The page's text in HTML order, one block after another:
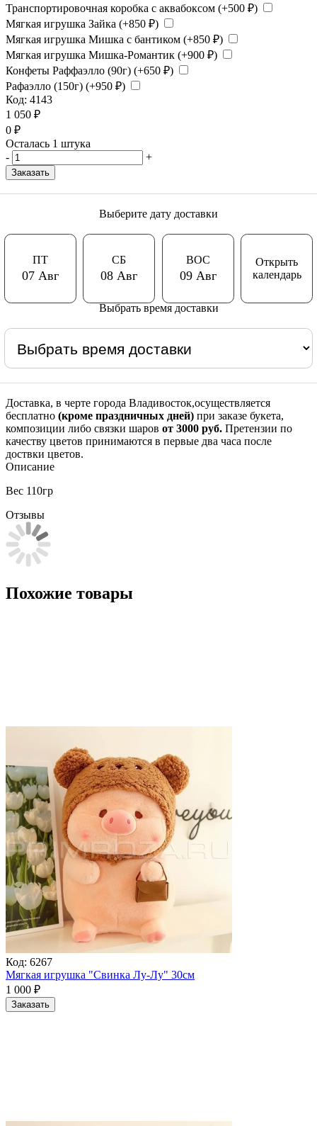
Транспортировочная коробка с аквабоксом (+500 ₽)
Мягкая игрушка Зайка (+850 ₽)
Мягкая игрушка Мишка с бантиком (+850 ₽)
Мягкая игрушка Мишка-Романтик (+900 ₽)
Конфеты Раффаэлло (90г) (+650 ₽)
Рафаэлло (150г) (+950 ₽)
Код: 4143
1 050 ₽
0 ₽
Осталась 1 штука
-
+
Заказать
Выберите дату доставки
ПТ
07 Авг
СБ
08 Авг
ВОС
09 Авг
Открыть
календарь
Выбрать время доставки
Доставка, в черте города Владивосток,осуществляется
бесплатно (кроме праздничных дней) при заказе букета,
композиции либо связки шаров от 3000 руб. Претензии по
качеству цветов принимаются в первые два часа после
доствки цветов.
Описание
Вес 110гр
Отзывы
Похожие товары
Код: 6267
Мягкая игрушка "Свинка Лу-Лу" 30см
1 000 ₽
Заказать